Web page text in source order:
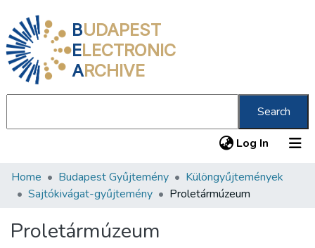
BUDAPEST
ELECTRONIC
ARCHIVE
Search
Log In (current)
Communities & Collections
Statistics
Home Budapest Gyűjtemény
Különgyűjtemények
Sajtókivágat-gyűjtemény
Proletármúzeum
Proletármúzeum